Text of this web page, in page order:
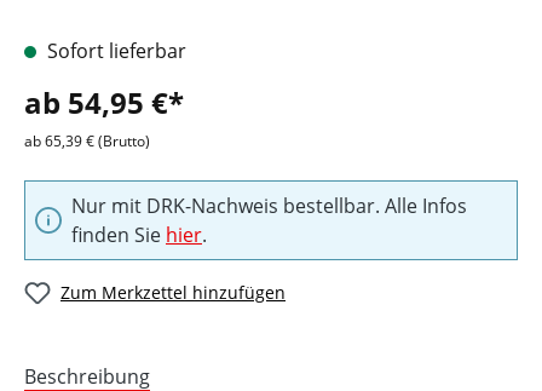
Sofort lieferbar
ab 54,95 €*
ab 65,39 € (Brutto)
Nur mit DRK-Nachweis bestellbar. Alle Infos
finden Sie hier.
Zum Merkzettel hinzufügen
Beschreibung